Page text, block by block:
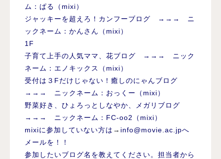
ム：ぱる（mixi）
ジャッキーを超えろ！カンフーブログ →→→ ニ
ックネーム：かんさん（mixi）
1F
子育て上手の人気ママ、花ブログ →→→ ニック
ネーム：エノキックス（mixi）
受付は３Fだけじゃない！癒しのにゃんブログ
→→→ ニックネーム：おっくー（mixi）
野菜好き、ひょろっとしなやか、メガリブログ
→→→ ニックネーム：FC-oo2（mixi）
mixiに参加していない方は → info@movie.ac.jpへ
メールを！！
参加したいブログ名を教えてください。担当者から